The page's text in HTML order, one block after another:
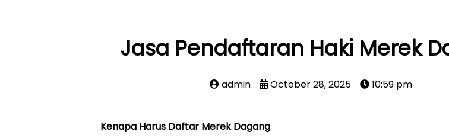
Jasa Pendaftaran Haki Merek
admin October 28, 2025 10:59 pm
Kenapa Harus Daftar Merek Dagang